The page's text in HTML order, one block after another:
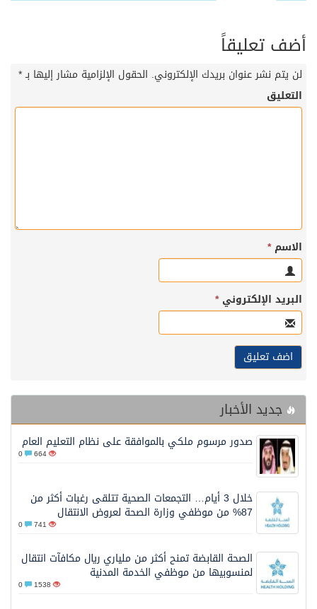
أضف تعليقاً
لن يتم نشر عنوان بريدك الإلكتروني. الحقول الإلزامية مشار إليها بـ*
التعليق
الاسم*
البريد الإلكتروني*
جديد الأخبار
صدور مرسوم ملكي بالموافقة على نظام التعليم العام
664
خلال 3 أيام… التجمعات الصحية تتلقى رغبات أكثر من
87% من موظفي وزارة الصحة لعروض الانتقال
741
الصحة القابضة تمنح أكثر من ملياري ريال مكافآت انتقال
لمنسوبيها من موظفي الخدمة المدنية
1538